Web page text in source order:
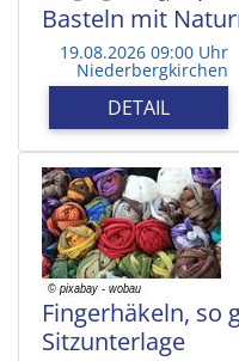
Basteln mit
19.08.2026 09:00 Uhr
Niederbergkirchen
DETAIL
Fingerhäkeln, so
Sitzunterlage